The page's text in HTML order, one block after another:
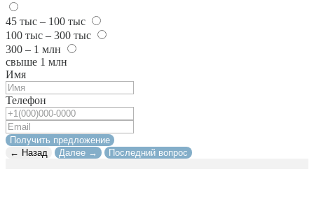
45 тыс – 100 тыс
100 тыс – 300 тыс
300 – 1 млн
свыше 1 млн
Имя
Телефон
Получить предложение
← Назад
Далее → Последний вопрос